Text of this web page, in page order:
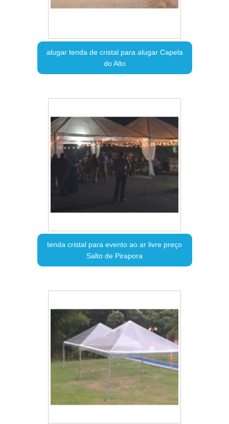
alugar tenda de cristal para alugar Capela
do Alto
tenda cristal para evento ao ar livre preço
Salto de Pirapora